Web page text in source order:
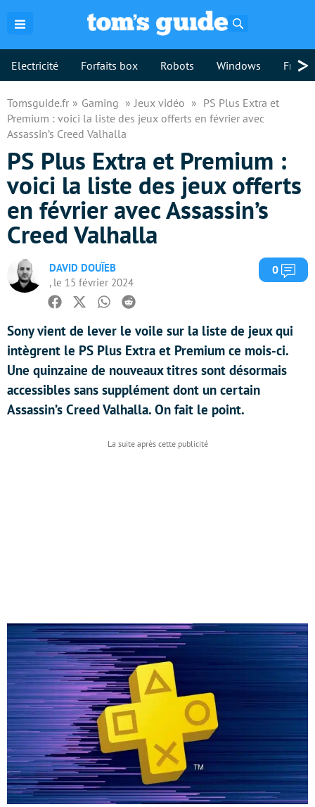
Electricité Forfaits box Robots Windows >
Tomsguide.fr Gaming Jeux vidéo
PS Plus Extra et
Premium : voici la liste des jeux offerts en février avec
Assassin’s Creed Valhalla
PS Plus Extra et Premium :
voici la liste des jeux offerts
en février avec Assassin’s
Creed Valhalla
DAVID DOUÏEB
, le 15 février 2024
0
Facebook
TwitterWhatsapp
Reddit
Sony vient de lever le voile sur la liste de jeux qui
intègrent le PS Plus Extra et Premium ce mois-ci.
Une quinzaine de nouveaux titres sont désormais
accessibles sans supplément dont un certain
Assassin’s Creed Valhalla. On fait le point.